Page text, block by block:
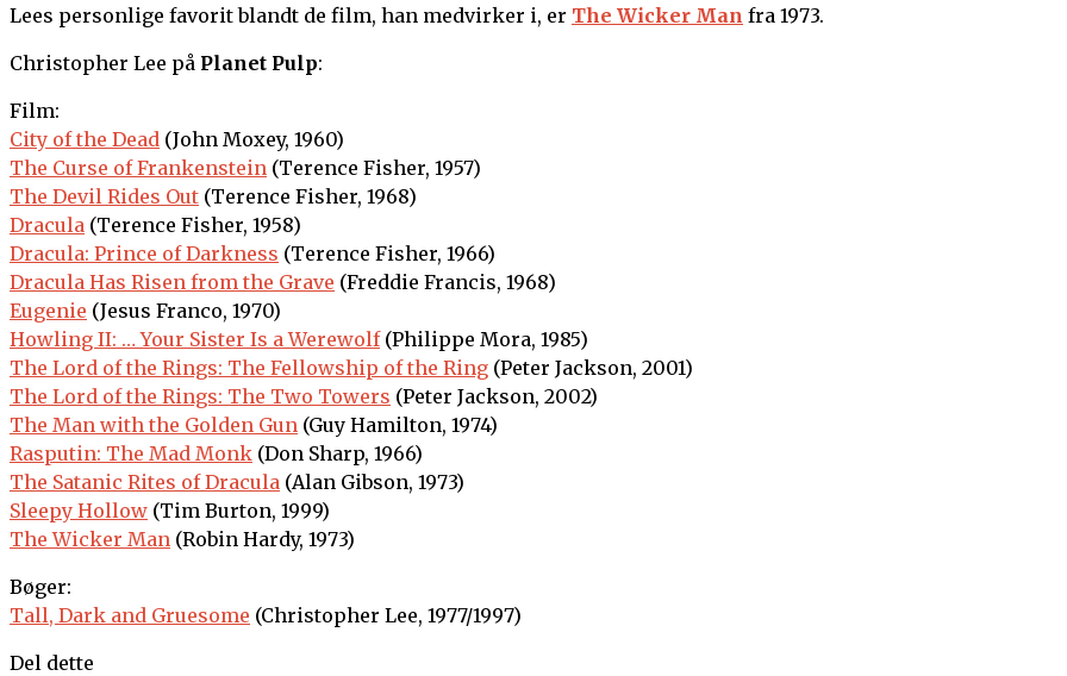
Lees personlige favorit blandt de film, han medvirker i, er The Wicker Man fra 1973.
Christopher Lee på Planet Pulp:
Film:
City of the Dead (John Moxey, 1960)
The Curse of Frankenstein (Terence Fisher, 1957)
The Devil Rides Out (Terence Fisher, 1968)
Dracula (Terence Fisher, 1958)
Dracula: Prince of Darkness (Terence Fisher, 1966)
Dracula Has Risen from the Grave (Freddie Francis, 1968)
Eugenie (Jesus Franco, 1970)
Howling II: … Your Sister Is a Werewolf(Philippe Mora, 1985)
The Lord of the Rings: The Fellowship of the Ring (Peter Jackson, 2001)
The Lord of the Rings: The Two Towers (Peter Jackson, 2002)
The Man with the Golden Gun (Guy Hamilton, 1974)
Rasputin: The Mad Monk (Don Sharp, 1966)
The Satanic Rites of Dracula (Alan Gibson, 1973)
Sleepy Hollow (Tim Burton, 1999)
The Wicker Man (Robin Hardy, 1973)
Bøger:
Tall, Dark and Gruesome (Christopher Lee, 1977/1997)
Del dette